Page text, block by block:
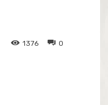
0
1376